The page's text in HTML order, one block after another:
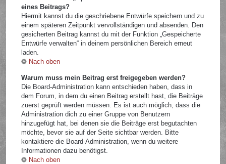
eines Beitrags?
Hiermit kannst du die geschriebene Entwürfe speichern und zu
einem späteren Zeitpunkt vervollständigen und absenden. Den
gesicherten Beitrag kannst du mit der Funktion „Gespeicherte
Entwürfe verwalten“ in deinem persönlichen Bereich erneut
laden.
Nach oben
Warum muss mein Beitrag erst freigegeben werden?
Die Board-Administration kann entschieden haben, dass in
dem Forum, in dem du einen Beitrag erstellt hast, die Beiträge
zuerst geprüft werden müssen. Es ist auch möglich, dass die
Administration dich zu einer Gruppe von Benutzern
hinzugefügt hat, bei denen sie die Beiträge erst begutachten
möchte, bevor sie auf der Seite sichtbar werden. Bitte
kontaktiere die Board-Administration, wenn du weitere
Informationen dazu benötigst.
Nach oben